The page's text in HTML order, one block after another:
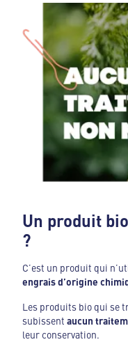
Un produit
?
C’est un produit qui
engrais d’origine
Les produits bio qui se
subissent aucun
leur conservation.